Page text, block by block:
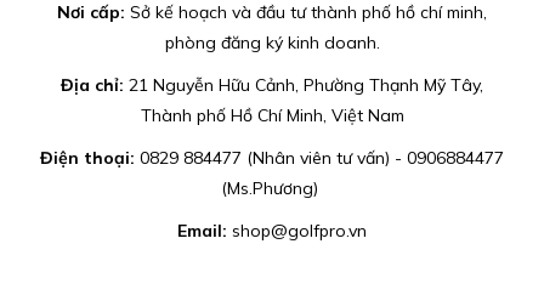
Nơi cấp: Sở kế hoạch và đầu tư thành phố hồ chí minh,
phòng đăng ký kinh doanh.
Địa chỉ: 21 Nguyễn Hữu Cảnh, Phường Thạnh Mỹ Tây,
Thành phố Hồ Chí Minh, Việt Nam
Điện thoại: 0829 884477 (Nhân viên tư vấn) - 0906884477
(Ms.Phương)
Email: shop@golfpro.vn